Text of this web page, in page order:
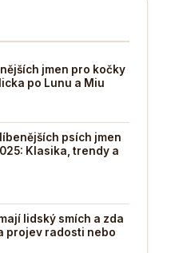
jmen pro kočky
po Lunu a Miu
psích jmen
Klasika, trendy a
lidský smích a zda
projev radosti nebo